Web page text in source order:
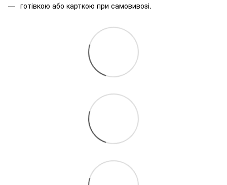
готівкою або карткою при самовивозі.